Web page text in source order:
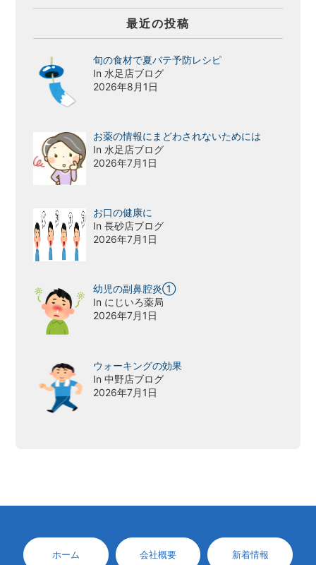
最近の投稿
旬の食材で夏バテ予防レシピ
In 水足店ブログ
2026年8月1日
お薬の情報にまどわされないためには
In 水足店ブログ
2026年7月1日
お口の健康に
In 長砂店ブログ
2026年7月1日
幼児の副鼻腔炎①
In にじいろ薬局
2026年7月1日
ウォーキングの効果
In 中野店ブログ
2026年7月1日
ホーム 会社概要 新着情報